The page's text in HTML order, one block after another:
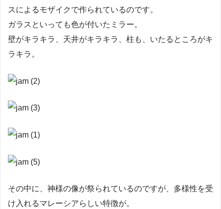
スによるモザイクで作られているのです。
ガラスといっても色が付いたミラー。
壁がキラキラ、天井がキラキラ、柱も、いたるところがキ
ラキラ。
その中に、神様の像が祭られているのですが、多様性を受
け入れるマレーシアらしい特徴が。